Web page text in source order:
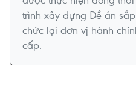
trình xây dựng Đề án
chức lại đơn vị hành
cấp.